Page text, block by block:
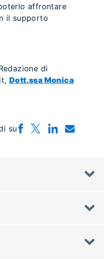
affrontare
il supporto
di
Dott.ssa Monica
su